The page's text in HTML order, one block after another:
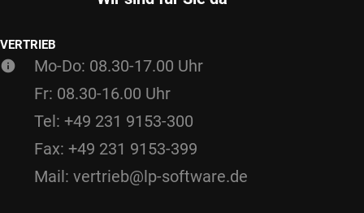
VERTRIEB
Mo-Do: 08.30-17.00 Uhr
Fr: 08.30-16.00 Uhr
Tel: +49 231 9153-300
Fax: +49 231 9153-399
Mail: vertrieb@lp-software.de